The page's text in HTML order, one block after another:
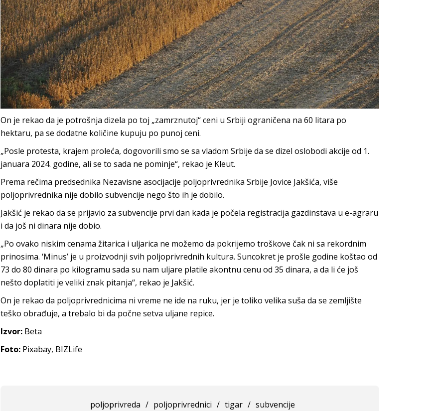
On je rekao da je potrošnja dizela po toj „zamrznutoj“ ceni u Srbiji ograničena na 60 litara po
hektaru, pa se dodatne količine kupuju po punoj ceni.
„Posle protesta, krajem proleća, dogovorili smo se sa vladom Srbije da se dizel oslobodi akcije od 1.
januara 2024. godine, ali se to sada ne pominje“, rekao je Kleut.
Prema rečima predsednika Nezavisne asocijacije poljoprivrednika Srbije Jovice Jakšića, više
poljoprivrednika nije dobilo subvencije nego što ih je dobilo.
Jakšić je rekao da se prijavio za subvencije prvi dan kada je počela registracija gazdinstava u e-agraru
i da još ni dinara nije dobio.
„Po ovako niskim cenama žitarica i uljarica ne možemo da pokrijemo troškove čak ni sa rekordnim
prinosima. ‘Minus’ je u proizvodnji svih poljoprivrednih kultura. Suncokret je prošle godine koštao od
73 do 80 dinara po kilogramu sada su nam uljare platile akontnu cenu od 35 dinara, a da li će još
nešto doplatiti je veliki znak pitanja“, rekao je Jakšić.
On je rekao da poljoprivrednicima ni vreme ne ide na ruku, jer je toliko velika suša da se zemljište
teško obrađuje, a trebalo bi da počne setva uljane repice.
Izvor: Beta
Foto: Pixabay, BIZLife
poljoprivreda / poljoprivrednici / tigar / subvencije